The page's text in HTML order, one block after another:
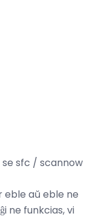
se sfc / scannow
eble aŭ eble ne
ne funkcias, vi